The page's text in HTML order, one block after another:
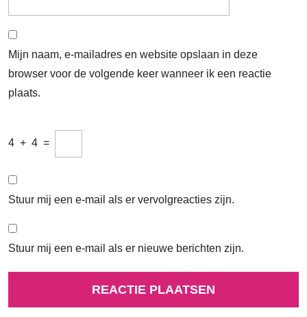
Mijn naam, e-mailadres en website opslaan in deze
browser voor de volgende keer wanneer ik een reactie
plaats.
4 + 4 =
Stuur mij een e-mail als er vervolgreacties zijn.
Stuur mij een e-mail als er nieuwe berichten zijn.